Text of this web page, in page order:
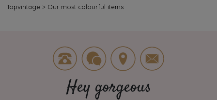
Topvintage > Our most colourful items
Hey gorgeous